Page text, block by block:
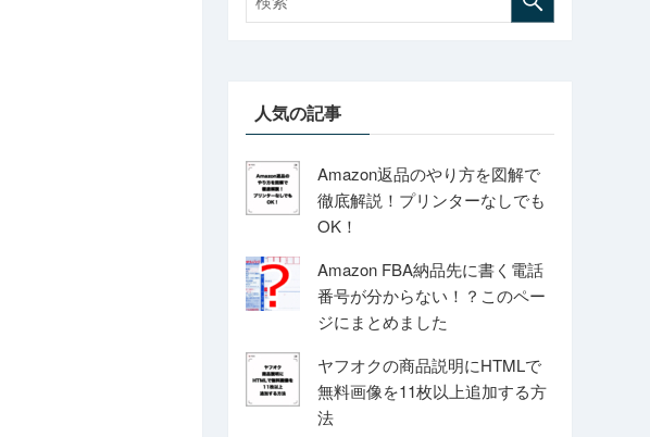
人気の記事
Amazon返品のやり方を図解で
徹底解説！プリンターなしでも
OK！
Amazon FBA納品先に書く電話
番号が分からない！？このペー
ジにまとめました
ヤフオクの商品説明にHTMLで
無料画像を11枚以上追加する方
法